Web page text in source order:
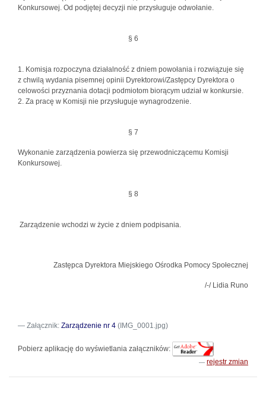
Konkursowej. Od podjętej decyzji nie przysługuje odwołanie.
§ 6
1. Komisja rozpoczyna działalność z dniem powołania i rozwiązuje się
z chwilą wydania pisemnej opinii Dyrektorowi/Zastępcy Dyrektora o
celowości przyznania dotacji podmiotom biorącym udział w konkursie.
2. Za pracę w Komisji nie przysługuje wynagrodzenie.
§ 7
Wykonanie zarządzenia powierza się przewodniczącemu Komisji
Konkursowej.
§ 8
Zarządzenie wchodzi w życie z dniem podpisania.
Zastępca Dyrektora Miejskiego Ośrodka Pomocy Społecznej
/-/ Lidia Runo
Załącznik: Zarządzenie nr 4 (IMG_0001.jpg)
Pobierz aplikację do wyświetlania załączników:
rejestr zmian